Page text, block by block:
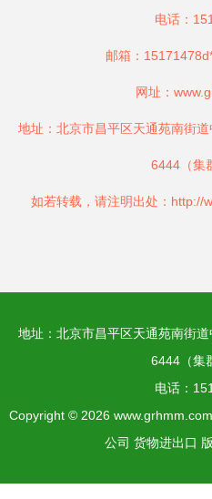
电话：
邮箱：
网址：
地址：北京市昌平区天通苑南街
6444（集
如若转载，请注明出处：http://
地址：北京市昌平区天通苑南街
6444（集
电话：
Copyright © 2026 www.grhmm.com
公司 货物进出口